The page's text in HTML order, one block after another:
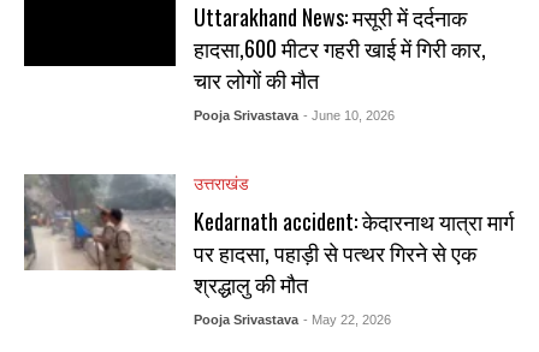
Uttarakhand News: मसूरी में दर्दनाक
हादसा,600 मीटर गहरी खाई में गिरी कार,
चार लोगों की मौत
Pooja Srivastava - June 10, 2026
उत्तराखंड
Kedarnath accident: केदारनाथ यात्रा मार्ग
पर हादसा, पहाड़ी से पत्थर गिरने से एक
श्रद्धालु की मौत
Pooja Srivastava - May 22, 2026